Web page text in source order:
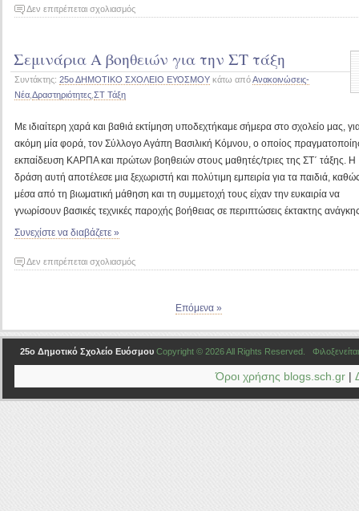
Δεν επιτρέπεται σχολιασμόςστο
των
και
σχολείου
μας.
Σεμινάρια Α βοηθειών για την ΣΤ τάξη
Συντάκτης: 25ο ΔΗΜΟΤΙΚΟ ΣΧΟΛΕΙΟ ΕΥΟΣΜΟΥ κάτω απόΑνακοινώσεις-
Νέα Δραστηριότητες ΣΤ Τάξη
Με ιδιαίτερη χαρά και βαθιά εκτίμηση υποδεχτήκαμε σήμερα στο σχολείο μας,
ακόμη μία φορά, τον Σύλλογο Αγάπη Βασιλική Κόμνου, ο οποίος
εκπαίδευση ΚΑΡΠΑ και πρώτων βοηθειών στους μαθητές/τριες της ΣΤ΄ τάξης. Η
δράση αυτή αποτέλεσε μια ξεχωριστή και πολύτιμη εμπειρία για τα παιδιά,
μέσα από τη βιωματική μάθηση και τη συμμετοχή τους είχαν την ευκαιρία να
γνωρίσουν βασικές τεχνικές παροχής βοήθειας σε περιπτώσεις έκτακτης
Συνεχίστε να διαβάζετε »
Δεν επιτρέπεται σχολιασμόςστο
την
ΣΤ
τάξη
Επόμενα »
25ο Δημοτικό Σχολείο Ευόσμου Copyright © 2026 All Rights Reserved.
Όροι χρήσης blogs.sch.gr|